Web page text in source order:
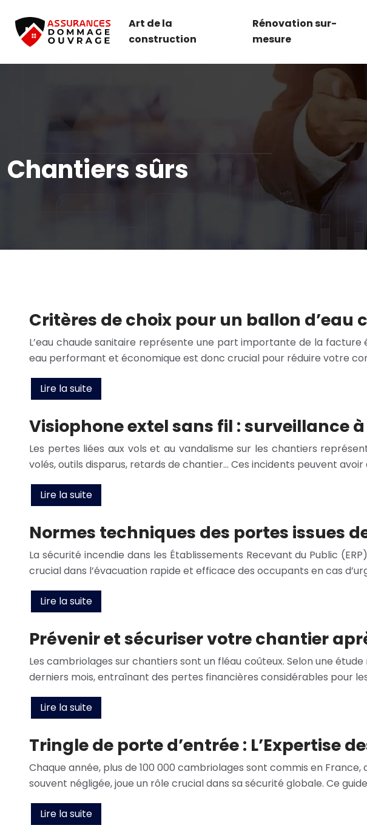
Art de la
construction
Rénovation sur-
mesure
Chantiers sûrs
Critères de choix pour un ballon d’eau
L’eau chaude sanitaire représente une part importante de la facture
eau performant et économique est donc crucial pour réduire votre
Lire la suite
Visiophone extel sans fil : surveillance
Les pertes liées aux vols et au vandalisme sur les chantiers
volés, outils disparus, retards de chantier… Ces incidents peuvent
Lire la suite
Normes techniques des portes issues
La sécurité incendie dans les Établissements Recevant du Public
crucial dans l’évacuation rapide et efficace des occupants en cas
Lire la suite
Prévenir et sécuriser votre chantier
Les cambriolages sur chantiers sont un fléau coûteux. Selon une
derniers mois, entraînant des pertes financières considérables pour
Lire la suite
Tringle de porte d’entrée : L’Expertise
Chaque année, plus de 100 000 cambriolages sont commis en
souvent négligée, joue un rôle crucial dans sa sécurité globale. Ce
Lire la suite